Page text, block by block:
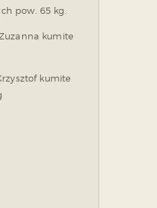
pow. 65 kg.
kumite
kumite